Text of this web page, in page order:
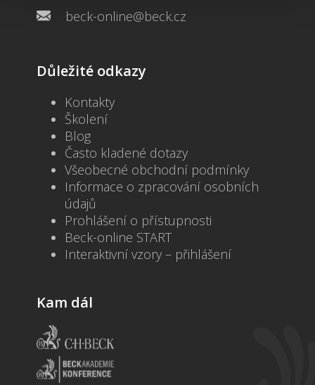
beck-online@beck.cz
Důležité odkazy
Kontakty
Školení
Blog
Často kladené dotazy
Všeobecné obchodní podmínky
Informace o zpracování osobních
údajů
Prohlášení o přístupnosti
Beck-online START
Interaktivní vzory – přihlášení
Kam dál